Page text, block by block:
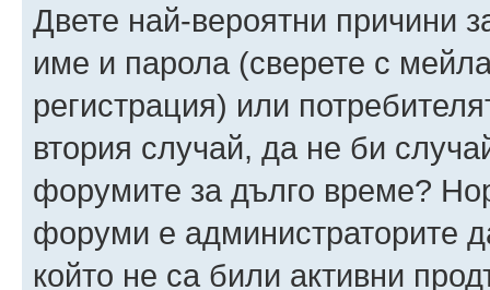
Двете най-вероятни причини
име и парола (сверете с
регистрация) или
втория случай, да не би
форумите за дълго време?
форуми е администраторите
който не са били активни